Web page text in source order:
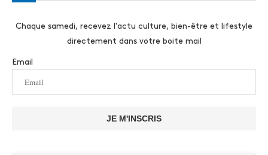
Chaque samedi, recevez l'actu culture, bien-être et lifestyle
directement dans votre boite mail
Email
JE M'INSCRIS